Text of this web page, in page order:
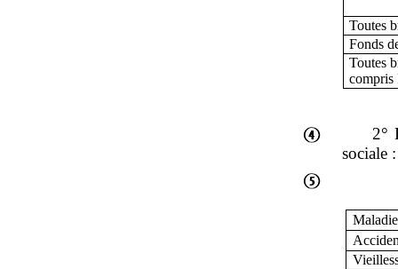
Toutes
Fonds
Toutes
2°
sociale :
Maladie